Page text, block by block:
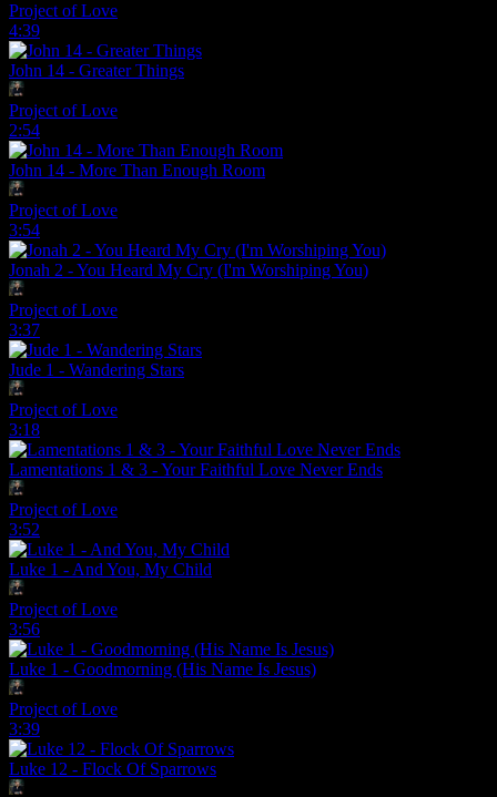
Project of Love
4:39
John 14 - Greater Things
Project of Love
2:54
John 14 - More Than Enough Room
Project of Love
3:54
Jonah 2 - You Heard My Cry (I'm Worshiping You)
Project of Love
3:37
Jude 1 - Wandering Stars
Project of Love
3:18
Lamentations 1 & 3 - Your Faithful Love Never Ends
Project of Love
3:52
Luke 1 - And You, My Child
Project of Love
3:56
Luke 1 - Goodmorning (His Name Is Jesus)
Project of Love
3:39
Luke 12 - Flock Of Sparrows